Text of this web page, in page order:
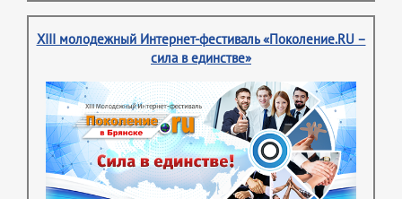
XIII молодежный Интернет-фестиваль «Поколение.RU –
сила в единстве»